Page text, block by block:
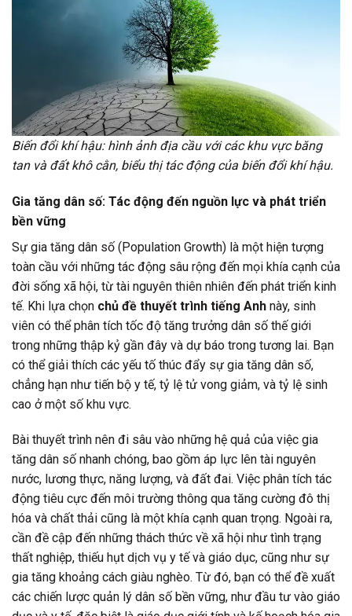
Biến đổi khí hậu: hình ảnh địa cầu với các khu vực băng
tan và đất khô cằn, biểu thị tác động của biến đổi khí hậu.
Gia tăng dân số: Tác động đến nguồn lực và phát triển
bền vững
Sự gia tăng dân số (Population Growth) là một hiện tượng
toàn cầu với những tác động sâu rộng đến mọi khía cạnh của
đời sống xã hội, từ tài nguyên thiên nhiên đến phát triển kinh
tế. Khi lựa chọn chủ đề thuyết trình tiếng Anh này, sinh
viên có thể phân tích tốc độ tăng trưởng dân số thế giới
trong những thập kỷ gần đây và dự báo trong tương lai. Bạn
có thể giải thích các yếu tố thúc đẩy sự gia tăng dân số,
chẳng hạn như tiến bộ y tế, tỷ lệ tử vong giảm, và tỷ lệ sinh
cao ở một số khu vực.
Bài thuyết trình nên đi sâu vào những hệ quả của việc gia
tăng dân số nhanh chóng, bao gồm áp lực lên tài nguyên
nước, lương thực, năng lượng, và đất đai. Việc phân tích tác
động tiêu cực đến môi trường thông qua tăng cường đô thị
hóa và chất thải cũng là một khía cạnh quan trọng. Ngoài ra,
cần đề cập đến những thách thức về xã hội như tình trạng
thất nghiệp, thiếu hụt dịch vụ y tế và giáo dục, cũng như sự
gia tăng khoảng cách giàu nghèo. Từ đó, bạn có thể đề xuất
các chiến lược quản lý dân số bền vững, như đầu tư vào giáo